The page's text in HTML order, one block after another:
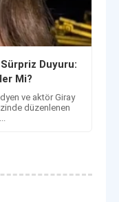
Duyuru:
Mi?
ve aktör Giray
düzenlenen